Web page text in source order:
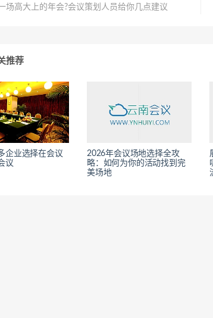
场高大上的年会?会议策划人员给你几点建议
推荐
企业选择在会议
议
2026年会议场地选择全攻
略：如何为你的活动找到完
美场地